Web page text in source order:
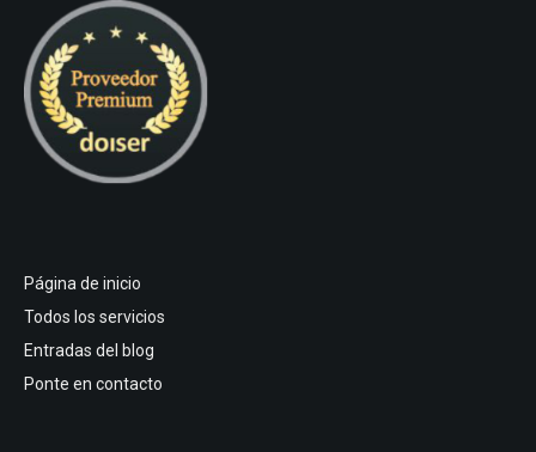
Página de inicio
Todos los servicios
Entradas del blog
Ponte en contacto